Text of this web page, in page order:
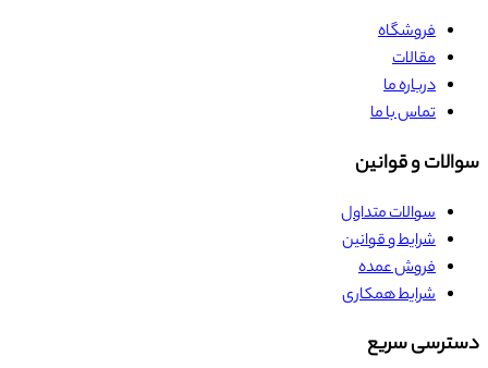
فروشگاه
مقالات
درباره ما
تماس با ما
سوالات و قوانین
سوالات متداول
شرایط و قوانین
فروش عمده
شرایط همکاری
دسترسی سریع